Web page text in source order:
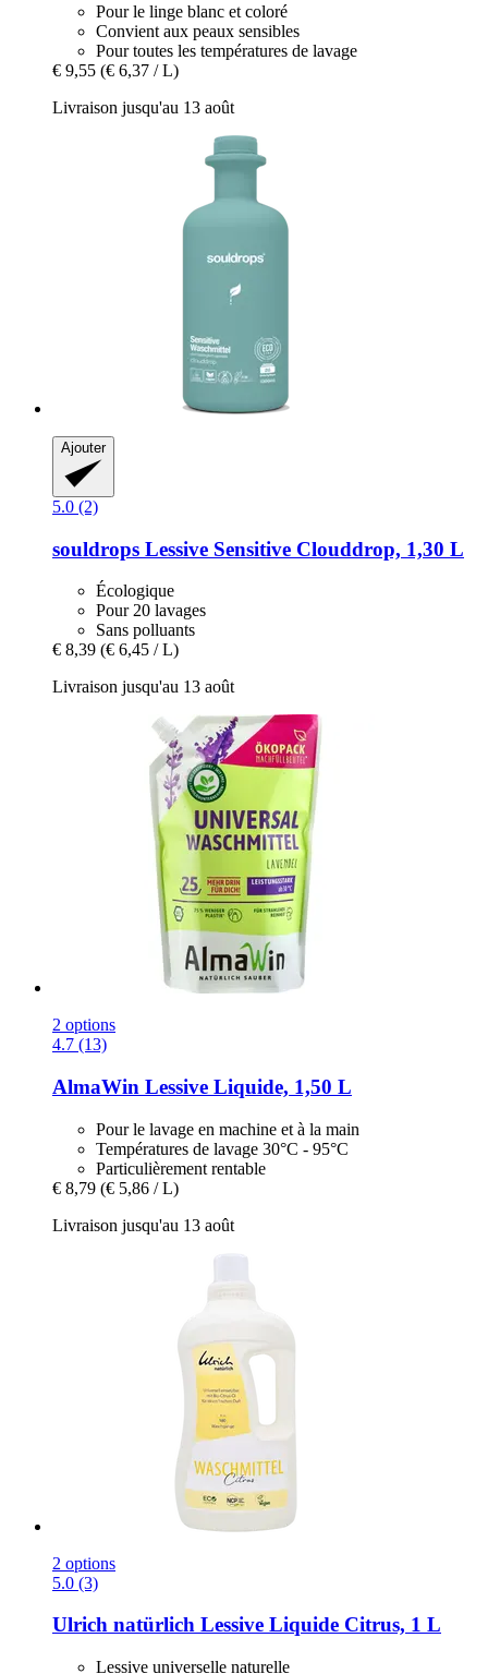
Pour le linge blanc et coloré
Convient aux peaux sensibles
Pour toutes les températures de lavage
€ 9,55 (€ 6,37 / L)
Livraison jusqu'au 13 août
Ajouter
5.0 (2)
souldrops Lessive Sensitive Clouddrop, 1,30 L
Écologique
Pour 20 lavages
Sans polluants
€ 8,39 (€ 6,45 / L)
Livraison jusqu'au 13 août
2 options
4.7 (13)
AlmaWin Lessive Liquide, 1,50 L
Pour le lavage en machine et à la main
Températures de lavage 30°C - 95°C
Particulièrement rentable
€ 8,79 (€ 5,86 / L)
Livraison jusqu'au 13 août
2 options
5.0 (3)
Ulrich natürlich Lessive Liquide Citrus, 1 L
Lessive universelle naturelle